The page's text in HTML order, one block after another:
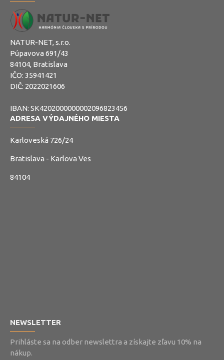
NATUR-NET, s.r.o.
Púpavova 691/43
84104, Bratislava
IČO: 35941421
DIČ: 2022021606
IBAN: SK4202000000002096823456
ADRESA VÝDAJNÉHO MIESTA
Karloveská 726/24
Bratislava - Karlova Ves
84104
NEWSLETTER
Prihláste sa na odber newslettra a získajte zľavu 10% na
nákup.